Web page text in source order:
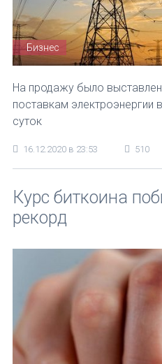
Бизнес
На продажу было
поставкам электроэнергии
суток
16.12.2020 в 23:53 510
Курс биткоина
рекорд